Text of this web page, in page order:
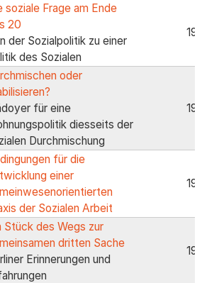
soziale Frage am Ende
20
der Sozialpolitik zu einer
des Sozialen
oder
für eine
diesseits der
Durchmischung
für die
einer
der Sozialen Arbeit
Stück des Wegs zur
dritten Sache
Erinnerungen und